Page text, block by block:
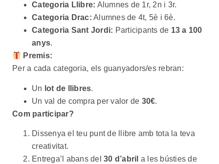
Categoria Llibre: Alumnes de 1r, 2n i 3r.
Categoria Drac: Alumnes de 4t, 5è i 6è.
Categoria Sant Jordi: Participants de 13 a 100
anys.
Premis:
Per a cada categoria, els guanyadors/es rebran:
Un lot de llibres.
Un val de compra per valor de 30€.
Com participar?
Dissenya el teu punt de llibre amb tota la teva
creativitat.
Entrega’l abans del 30 d’abril a les bústies de